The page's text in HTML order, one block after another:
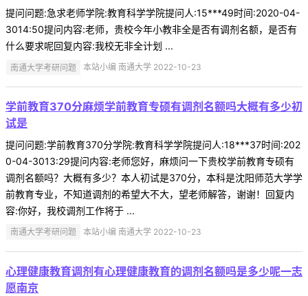
提问问题:急求老师学院:教育科学学院提问人:15***49时间:2020-04-
3014:50提问内容:老师，贵校今年小教非全是否有调剂名额，是否有
什么要求呢回复内容:我校无非全计划 ...
南通大学考研问题 本站小编 南通大学 2022-10-23
学前教育370分麻烦学前教育专硕有调剂名额吗大概有多少初
试是
提问问题:学前教育370分学院:教育科学学院提问人:18***37时间:202
0-04-3013:29提问内容:老师您好，麻烦问一下贵校学前教育专硕有
调剂名额吗？大概有多少？本人初试是370分，本科是沈阳师范大学学
前教育专业，不知道调剂的希望大不大，望老师解答，谢谢！回复内
容:你好，我校调剂工作将于 ...
南通大学考研问题 本站小编 南通大学 2022-10-23
心理健康教育调剂有心理健康教育的调剂名额吗是多少呢一志
愿南京